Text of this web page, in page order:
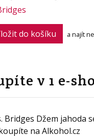
do košíku a najít
v 1 e-